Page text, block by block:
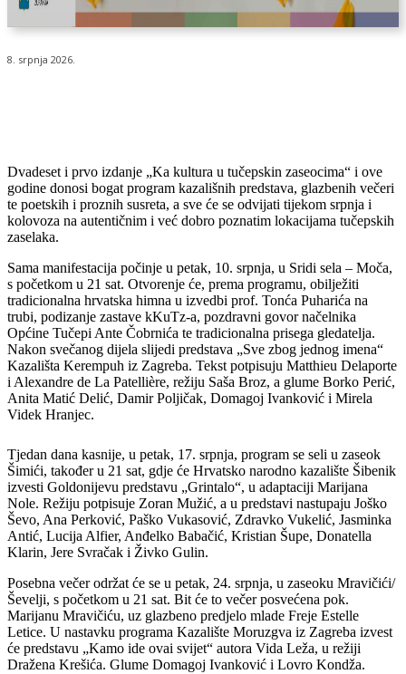
8. srpnja 2026.
Dvadeset i prvo izdanje „Ka kultura u tučepskin zaseocima“ i ove
godine donosi bogat program kazališnih predstava, glazbenih večeri
te poetskih i proznih susreta, a sve će se odvijati tijekom srpnja i
kolovoza na autentičnim i već dobro poznatim lokacijama tučepskih
zaselaka.
Sama manifestacija počinje u petak, 10. srpnja, u Sridi sela – Moča,
s početkom u 21 sat. Otvorenje će, prema programu, obilježiti
tradicionalna hrvatska himna u izvedbi prof. Tonća Puharića na
trubi, podizanje zastave kKuTz-a, pozdravni govor načelnika
Općine Tučepi Ante Čobrnića te tradicionalna prisega gledatelja.
Nakon svečanog dijela slijedi predstava „Sve zbog jednog imena“
Kazališta Kerempuh iz Zagreba. Tekst potpisuju Matthieu Delaporte
i Alexandre de La Patellière, režiju Saša Broz, a glume Borko Perić,
Anita Matić Delić, Damir Poljičak, Domagoj Ivanković i Mirela
Videk Hranjec.
Tjedan dana kasnije, u petak, 17. srpnja, program se seli u zaseok
Šimići, također u 21 sat, gdje će Hrvatsko narodno kazalište Šibenik
izvesti Goldonijevu predstavu „Grintalo“, u adaptaciji Marijana
Nole. Režiju potpisuje Zoran Mužić, a u predstavi nastupaju Joško
Ševo, Ana Perković, Paško Vukasović, Zdravko Vukelić, Jasminka
Antić, Lucija Alfier, Anđelko Babačić, Kristian Šupe, Donatella
Klarin, Jere Svračak i Živko Gulin.
Posebna večer održat će se u petak, 24. srpnja, u zaseoku Mravičići/
Ševelji, s početkom u 21 sat. Bit će to večer posvećena pok.
Marijanu Mravičiću, uz glazbeno predjelo mlade Freje Estelle
Letice. U nastavku programa Kazalište Moruzgva iz Zagreba izvest
će predstavu „Kamo ide ovai svijet“ autora Vida Leža, u režiji
Dražena Krešića. Glume Domagoj Ivanković i Lovro Kondža.